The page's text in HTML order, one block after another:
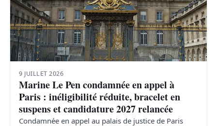
9 JUILLET 2026
Marine Le Pen condamnée en appel à
Paris : inéligibilité réduite, bracelet en
suspens et candidature 2027 relancée
Condamnée en appel au palais de justice de Paris